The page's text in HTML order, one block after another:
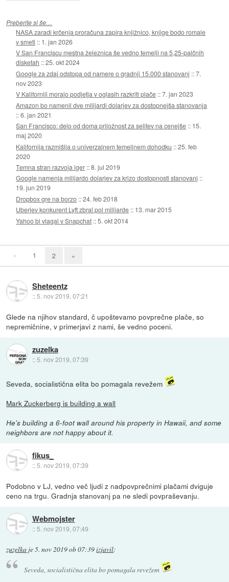
Preberite si še…
NASA zaradi krčenja proračuna zapira knjižnico, knjige bodo romale
v smeti :: 1. jan 2026
V San Franciscu mestna železnica še vedno temelji na 5,25-palčnih
disketah ::25. okt 2024
Google za zdaj odstopa od namere o gradnji 15.000 stanovanj ::7.
nov 2023
V Kaliforniji morajo podjetja v oglasih razkriti plače ::7. jan 2023
Amazon bo namenil dve milijardi dolarjev za dostopnejša stanovanja
::6. jan 2021
San Francisco: delo od doma priložnost za selitev na cenejše :: 15.
maj 2020
Kalifornija razmišlja o univerzalnem temeljnem dohodku ::25. feb
2020
Temna stran razvoja iger ::8. jul 2019
Google namenja milijardo dolarjev za krizo dostopnosti stanovanj ::
19. jun 2019
Dropbox gre na borzo ::24. feb 2018
Uberjev konkurent Lyft zbral pol milijarde :: 13. mar 2015
Yahoo bi vlagal v Snapchat ::5. okt 2014
« 1 2 »
Sheteentz
::5. nov 2019, 07:21
Glede na njihov standard, č upoštevamo povprečne plače, so
nepremičnine, v primerjavi z nami, še vedno poceni.
zuzelka
:: 5. nov 2019, 07:39
Seveda, socialistična elita bo pomagala revežem
Mark Zuckerberg is building a wall
He's building a 6-foot wall around his property in Hawaii, and some
neighbors are not happy about it.
fikus_
::5. nov 2019, 07:39
Podobno v LJ, vedno več ljudi z nadpovprečnimi plačami dviguje
ceno na trgu. Gradnja stanovanj pa ne sledi povpraševanju.
Webmojster
:: 5. nov 2019, 07:49
zuzelka je5. nov 2019 ob 07:39izjavil:
Seveda, socialistična elita bo pomagala revežem